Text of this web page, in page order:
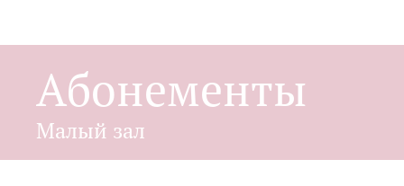
Абонементы
Малый зал